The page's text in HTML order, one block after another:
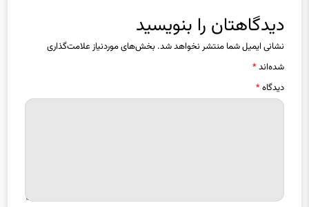
دیدگاهتان را بنویسید
نشانی ایمیل شما منتشر نخواهد شد. بخش‌های موردنیاز علامت‌گذاری
شده‌اند*
دیدگاه*